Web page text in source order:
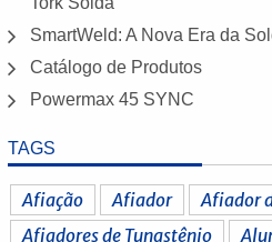
SmartWeld: A Nova Era da
Catálogo de Produtos
Powermax 45 SYNC
TAGS
Afiação Afiador
Afiador
Afiadores de Tungstênio